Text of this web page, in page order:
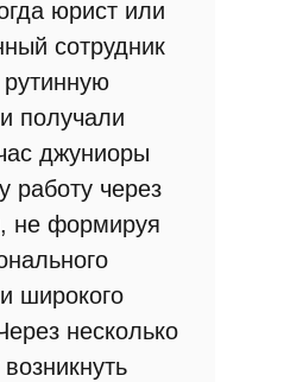
юрист или
сотрудник
получали
джуниоры
работу через
не формируя
широкого
несколько